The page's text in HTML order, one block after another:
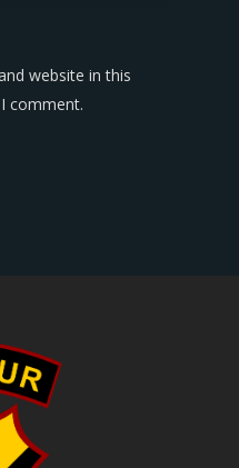
website in this
comment.